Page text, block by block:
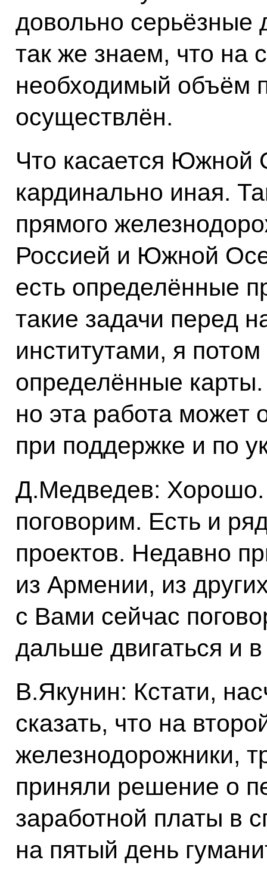
довольно серьёзные
так же знаем, что на
необходимый объём
осуществлён.
Что касается Южной
кардинально иная.
прямого
Россией и Южной
есть определённые
такие задачи перед
институтами, я
определённые
но эта работа может
при поддержке и по
Д.Медведев: Хорошо.
поговорим. Есть и
проектов. Недавно
из Армении, из
с Вами сейчас
дальше двигаться и
В.Якунин: Кстати,
сказать, что на
железнодорожники,
приняли решение о
заработной платы в
на пятый день